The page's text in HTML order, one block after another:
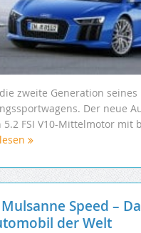
zweite Generation seines
Der neue
FSI V10-Mittelmotor mit
Speed –
der Welt